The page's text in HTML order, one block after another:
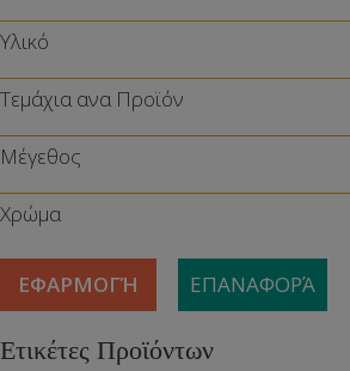
Υλικό
Τεμάχια ανα Προϊόν
Μέγεθος
Χρώμα
ΕΦΑΡΜΟΓΉ ΕΠΑΝΑΦΟΡΆ
Ετικέτες Προϊόντων